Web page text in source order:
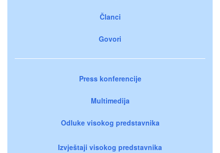
Članci
Govori
Press konferencije
Multimedija
Odluke visokog predstavnika
Izvještaji visokog predstavnika